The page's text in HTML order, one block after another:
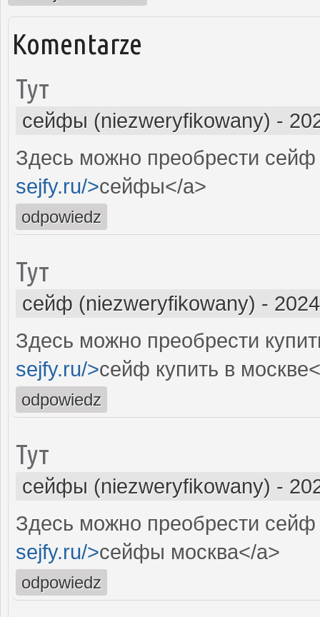
Komentarze
Тут
сейфы (niezweryfikowany) -
Здесь можно преобрести
sejfy.ru/>сейфы</a>
odpowiedz
Тут
сейф (niezweryfikowany) -
Здесь можно преобрести
sejfy.ru/>сейф купить в
odpowiedz
Тут
сейфы (niezweryfikowany) -
Здесь можно преобрести сейф
sejfy.ru/>сейфы москва</a>
odpowiedz